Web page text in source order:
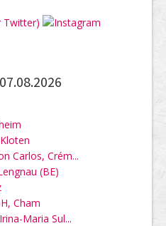
07.08.2026
Carlos, Crém...
(BE)
Cham
Maria Sul...